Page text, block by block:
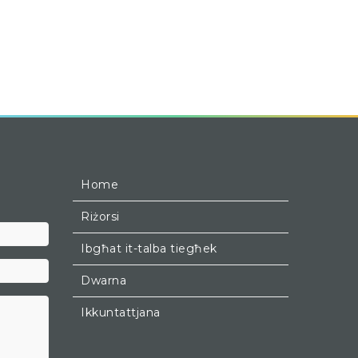
Kunjom
Home
Riżorsi
Ibgħat it-talba tiegħek
Dwarna
Ikkuntattjana